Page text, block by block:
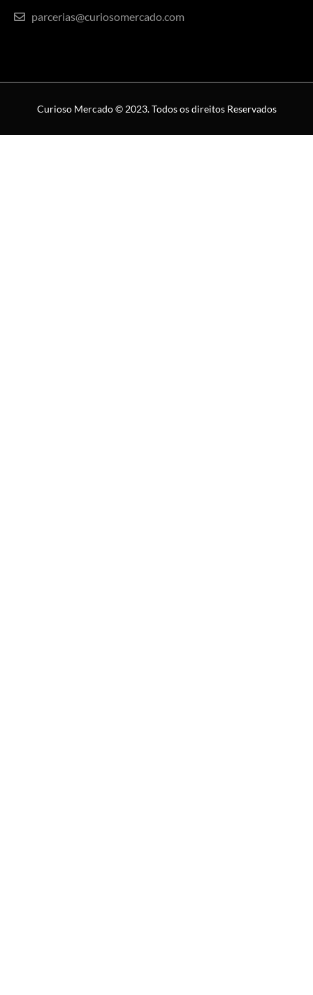
parcerias@curiosomercado.com
Curioso Mercado © 2023. Todos os direitos Reservados